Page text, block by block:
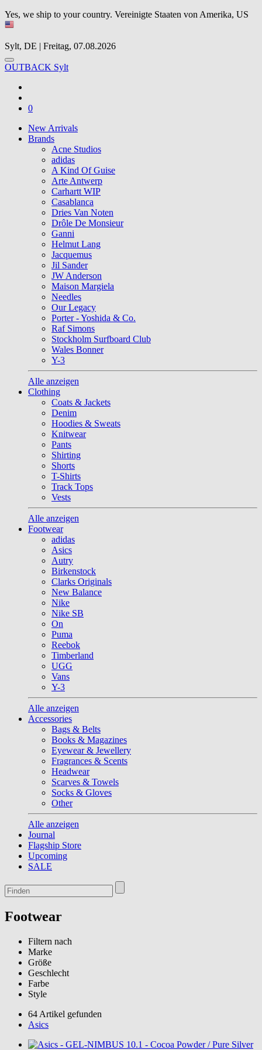
Yes, we ship to your country. Vereinigte Staaten von Amerika, US
Sylt, DE | Freitag, 07.08.2026
OUTBACK Sylt
0
New Arrivals
Brands
Acne Studios
adidas
A Kind Of Guise
Arte Antwerp
Carhartt WIP
Casablanca
Dries Van Noten
Drôle De Monsieur
Ganni
Helmut Lang
Jacquemus
Jil Sander
JW Anderson
Maison Margiela
Needles
Our Legacy
Porter - Yoshida & Co.
Raf Simons
Stockholm Surfboard Club
Wales Bonner
Y-3
Alle anzeigen
Clothing
Coats & Jackets
Denim
Hoodies & Sweats
Knitwear
Pants
Shirting
Shorts
T-Shirts
Track Tops
Vests
Alle anzeigen
Footwear
adidas
Asics
Autry
Birkenstock
Clarks Originals
New Balance
Nike
Nike SB
On
Puma
Reebok
Timberland
UGG
Vans
Y-3
Alle anzeigen
Accessories
Bags & Belts
Books & Magazines
Eyewear & Jewellery
Fragrances & Scents
Headwear
Scarves & Towels
Socks & Gloves
Other
Alle anzeigen
Journal
Flagship Store
Upcoming
SALE
Footwear
Filtern nach
Marke
Größe
Geschlecht
Farbe
Style
64 Artikel gefunden
Asics